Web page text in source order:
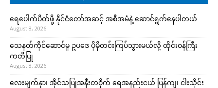
ရေပေါက်ပိတ်ဖို့ နိုင်ငံတော်အဆင့် အစီအမံနဲ့ ဆောင်ရွက်နေပါတယ်
August 8, 2026
သေနတ်ကိုင်ဆောင်မှု ဥပဒေ ပိုမိုတင်းကြပ်သွားမယ်လို့ ထိုင်းဝန်ကြီး
ကတိပြု
August 8, 2026
လေးမျက်နှာ၊ အိုင်သပြုအနီးတဝိုက် ရေအနည်းငယ် ပြန်ကျ၊ ငါးသိုင်း